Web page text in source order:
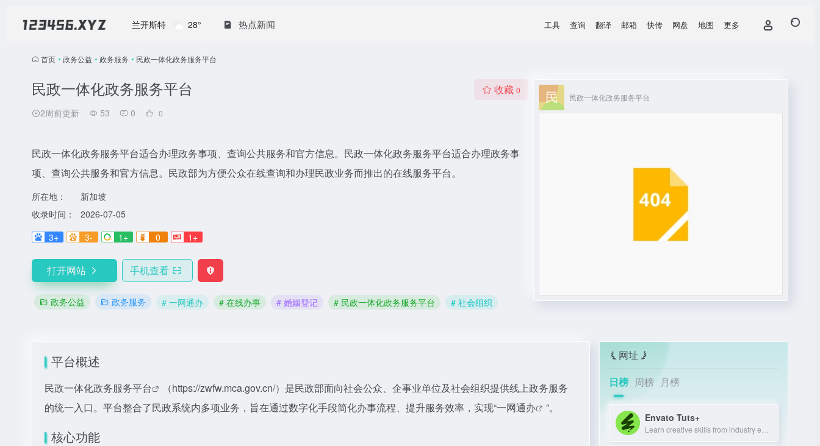
兰开斯特 28° 热点新闻 工具 查询 翻译 邮箱 快传 网盘 地图 更多
首页 • 政务公益 • 政务服务 • 民政一体化政务服务平台
民政一体化政务服务平台
2周前更新 53 0 0
收藏 0
民政一体化政务服务平台适合办理政务事项、查询公共服务和官方信息。民政一体化政务服务平台适合办理政务事
项、查询公共服务和官方信息。民政部为方便公众在线查询和办理民政业务而推出的在线服务平台。
所在地：
新加坡
收录时间：
2026-07-05
3+
3- 1+ 0 1+
打开网站 手机查看
政务公益 政务服务 # 一网通办 # 在线办事 # 婚姻登记 # 民政一体化政务服务平台 # 社会组织
民政一体化政务服务平台
平台概述
民政一体化政务服务平台 （https://zwfw.mca.gov.cn/）是民政部面向社会公众、企事业单位及社会组织提供线上政务服务
的统一入口。平台整合了民政系统内多项业务，旨在通过数字化手段简化办事流程、提升服务效率，实现“一网通办
”。
核心功能
网址
日榜 周榜 月榜
Envato Tuts+